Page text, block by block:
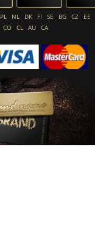
PL NL DK FI SE BG CZ
EE
CO CL AU CA